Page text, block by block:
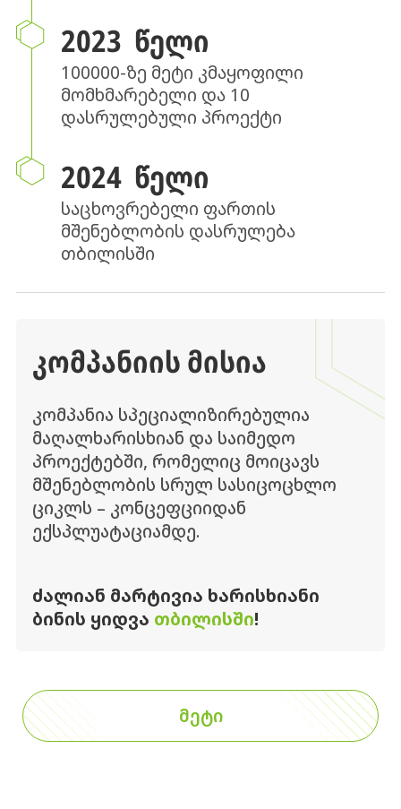
2023 ᲬᲔᲚᲘ
100000-ზე მეტი კმაყოფილი
მომხმარებელი და 10
დასრულებული პროექტი
2024 ᲬᲔᲚᲘ
საცხოვრებელი ფართის
მშენებლობის დასრულება
თბილისში
ᲙᲝᲛᲞᲐᲜᲘᲘᲡ ᲛᲘᲡᲘᲐ
კომპანია სპეციალიზირებულია
მაღალხარისხიან და საიმედო
პროექტებში, რომელიც მოიცავს
მშენებლობის სრულ სასიცოცხლო
ციკლს – კონცეფციიდან
ექსპლუატაციამდე.
ᲫᲐᲚᲘᲐᲜ ᲛᲐᲠᲢᲘᲕᲘᲐ ᲮᲐᲠᲘᲡᲮᲘᲐᲜᲘ
ᲑᲘᲜᲘᲡ ᲧᲘᲓᲕᲐ ᲗᲑᲘᲚᲘᲡᲨᲘ!
ᲛᲔᲢᲘ